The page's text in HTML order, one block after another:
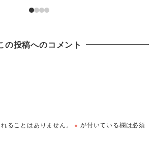
の投稿へのコメント
ることはありません。 ※ が付いている欄は必須